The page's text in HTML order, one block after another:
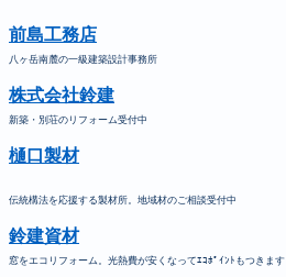
前島工務店
八ヶ岳南麓の一級建築設計事務所
株式会社鈴建
新築・別荘のリフォーム受付中
樋口製材
伝統構法を応援する製材所。地域材のご相談受付中
鈴建資材
窓をエコリフォーム。光熱費が安くなってｴｺﾎﾟｲﾝﾄもつきます